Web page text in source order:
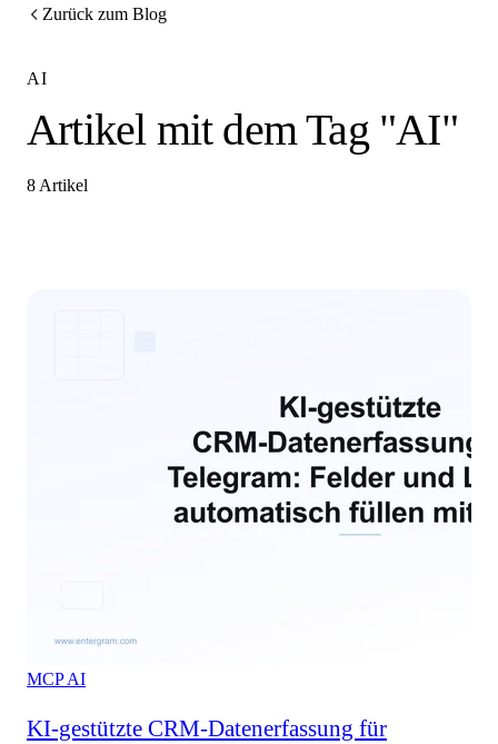
Zurück zum Blog
AI
Artikel mit dem Tag "AI"
8 Artikel
MCPAI
KI-gestützte CRM-Datenerfassung für